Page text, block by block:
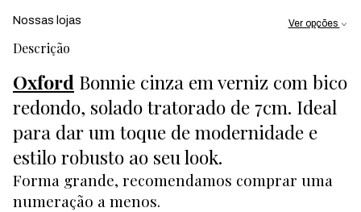
Nossas lojas Ver opções
Descrição
Oxford Bonnie cinza em verniz com bico
redondo, solado tratorado de 7cm. Ideal
para dar um toque de modernidade e
estilo robusto ao seu look.
Forma grande, recomendamos comprar uma
numeração a menos.